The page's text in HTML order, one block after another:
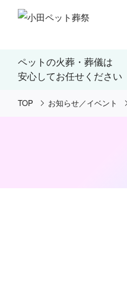
ペットの火葬・葬儀は
安心してお任せください
TOP お知らせ／イベント